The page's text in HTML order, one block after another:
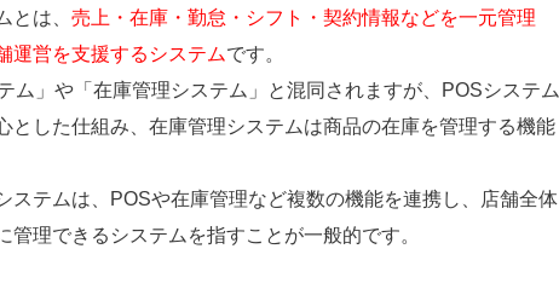
とは、 売上・在庫・勤怠・シフト・契約情報などを一元管理
運営を支援するシステムです。
ム」や「在庫管理システム」と混同されますが、POSシステム
とした仕組み、在庫管理システムは商品の在庫を管理する機能
ステムは、POSや在庫管理など複数の機能を連携し、店舗全体
管理できるシステムを指すことが一般的です。